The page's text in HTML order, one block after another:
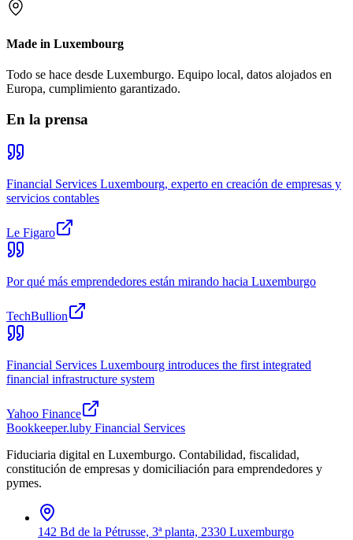
Made in Luxembourg
Todo se hace desde Luxemburgo. Equipo local, datos alojados en
Europa, cumplimiento garantizado.
En la prensa
Financial Services Luxembourg, experto en creación de empresas y
servicios contables
Le Figaro
Por qué más emprendedores están mirando hacia Luxemburgo
TechBullion
Financial Services Luxembourg introduces the first integrated
financial infrastructure system
Yahoo Finance
Bookkeeper.luby Financial Services
Fiduciaria digital en Luxemburgo. Contabilidad, fiscalidad,
constitución de empresas y domiciliación para emprendedores y
pymes.
142 Bd de la Pétrusse, 3ª planta, 2330 Luxemburgo